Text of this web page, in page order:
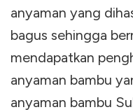
anyaman yang
bagus sehingga
mendapatkan
anyaman bambu
anyaman bambu